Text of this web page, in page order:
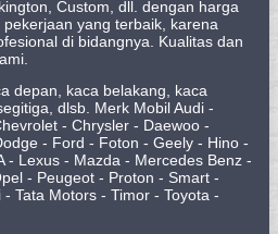
Custom, dll. dengan harga
yang terbaik, karena
di bidangnya. Kualitas dan
depan, kaca belakang, kaca
dlsb. Merk Mobil Audi -
- Chrysler - Daewoo -
- Ford - Foton - Geely - Hino -
- Lexus - Mazda - Mercedes Benz -
- Peugeot - Proton - Smart -
Tata Motors - Timor - Toyota -